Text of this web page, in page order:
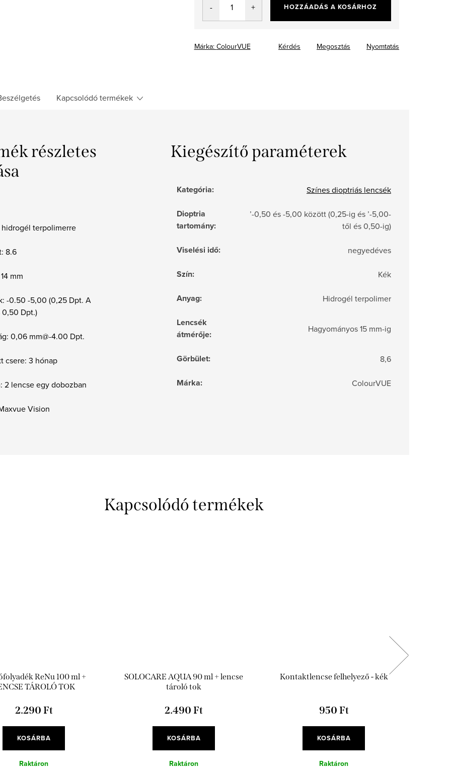
HOZZÁADÁS A KOSÁRHOZ
Márka: ColourVUE Nyomtatás
Kérdés Megosztás
Kapcsolódó termékek
részletes
terpolimerre
8.6
mm
-0.50 -5,00 (0,25 Dpt. A
Dpt.)
0,06 mm@-4.00 Dpt.
csere: 3 hónap
2 lencse egy dobozban
Vision
Kiegészítő paraméterek
Kategória: Színes dioptriás lencsék
Dioptria
tartomány:
’-0,50 és -5,00 között (0,25-ig és ’-5,00-
től és 0,50-ig)
Viselési idő: negyedéves
Szín: Kék
Anyag: Hidrogél terpolimer
Lencsék
átmérője: Hagyományos 15 mm-ig
Görbület: 8,6
Márka: ColourVUE
Kapcsolódó termékek
ReNu 100 ml +
TÁROLÓ TOK
2.290 Ft
KOSÁRBA
Raktáron
SOLOCARE AQUA 90 ml + lencse
tároló tok
2.490 Ft
KOSÁRBA
Raktáron
Kontaktlencse felhelyező - kék
950 Ft
KOSÁRBA
Raktáron